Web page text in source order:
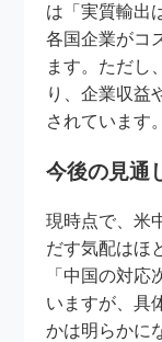
は「実質輸出
各国企業がコ
ます。ただし
り、企業収益
されています。
今後の見通
現時点で、米
だす気配はほ
「中国の対
いますが、具
かは明らかに